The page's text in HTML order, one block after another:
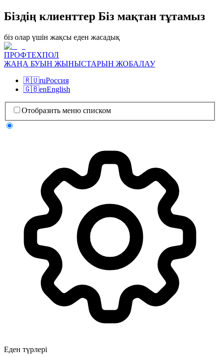
Біздің клиенттер Біз мақтан тұтамыз
біз олар үшін жақсы еден жасадық
ПРОФТЕХПОЛ
ЖАҢА БУЫН ЖЫНЫСТАРЫН ЖОБАЛАУ
🇷🇺ruРоссия
🇬🇧enEnglish
Отобразить меню списком
Еден түрлері